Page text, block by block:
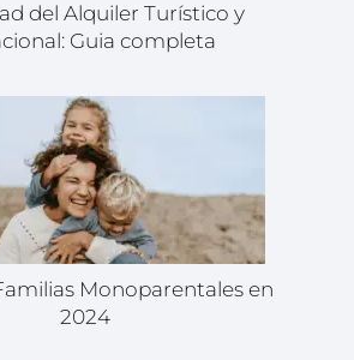
del Alquiler Turístico y
Guia completa
Monoparentales en
2024